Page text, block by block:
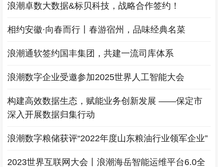
浪潮卓数大数据&标贝科技，战略合作签约！
相约安徽·向春而行丨春游宿州，品味经典名菜
浪潮通软签约国丰集团，共建一流司库体系
浪潮数字企业受邀参加2025世界人工智能大会
构建高效数据生态，赋能业务创新发展 ——保定市
深入开展数据归集行动
浪潮数字粮储获评“2022年度山东粮油行业领军企业”
2023世界互联网大会丨浪潮海岳智能运维平台6.0全